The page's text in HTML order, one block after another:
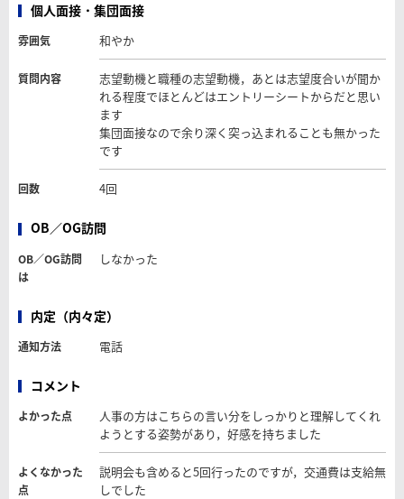
個人面接・集団面接
雰囲気 和やか
質問内容
志望動機と職種の志望動機，あとは志望度合いが聞か
れる程度でほとんどはエントリーシートからだと思い
ます
集団面接なので余り深く突っ込まれることも無かった
です
回数 4回
OB／OG訪問
OB／OG訪問
は
しなかった
内定（内々定）
通知方法 電話
コメント
よかった点
人事の方はこちらの言い分をしっかりと理解してくれ
ようとする姿勢があり，好感を持ちました
よくなかった
点
説明会も含めると5回行ったのですが，交通費は支給無
しでした